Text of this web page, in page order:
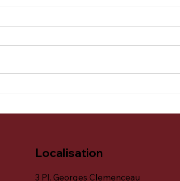
Localisation
3 Pl. Georges Clemenceau